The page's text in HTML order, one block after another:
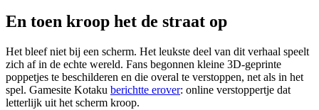
En toen kroop het de straat op
Het bleef niet bij een scherm. Het leukste deel van dit verhaal speelt
zich af in de echte wereld. Fans begonnen kleine 3D-geprinte
poppetjes te beschilderen en die overal te verstoppen, net als in het
spel. Gamesite Kotaku berichtte erover: online verstoppertje dat
letterlijk uit het scherm kroop.